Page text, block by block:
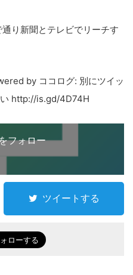
り新聞とテレビでリーチす
by ココログ: 別にツイッ
い http://is.gd/4D74H
フォロー
ツイートする